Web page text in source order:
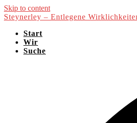
Skip to content
Steynerley – Entlegene
Start
Wir
Suche